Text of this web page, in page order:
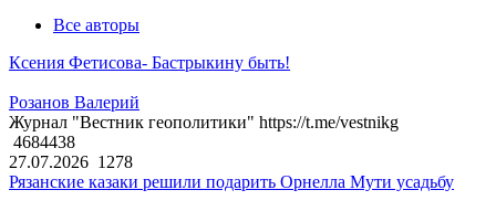
Все авторы
Ксения Фетисова- Бастрыкину быть!
Розанов Валерий
Журнал "Вестник геополитики" https://t.me/vestnikg
4684438
27.07.2026 1278
Рязанские казаки решили подарить Орнелла Мути усадьбу